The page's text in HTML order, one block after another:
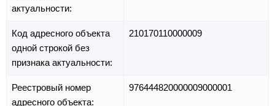
актуальности:
Код адресного объекта
одной строкой без
признака актуальности:
210170110000009
Реестровый номер
адресного объекта:
976444820000009000001